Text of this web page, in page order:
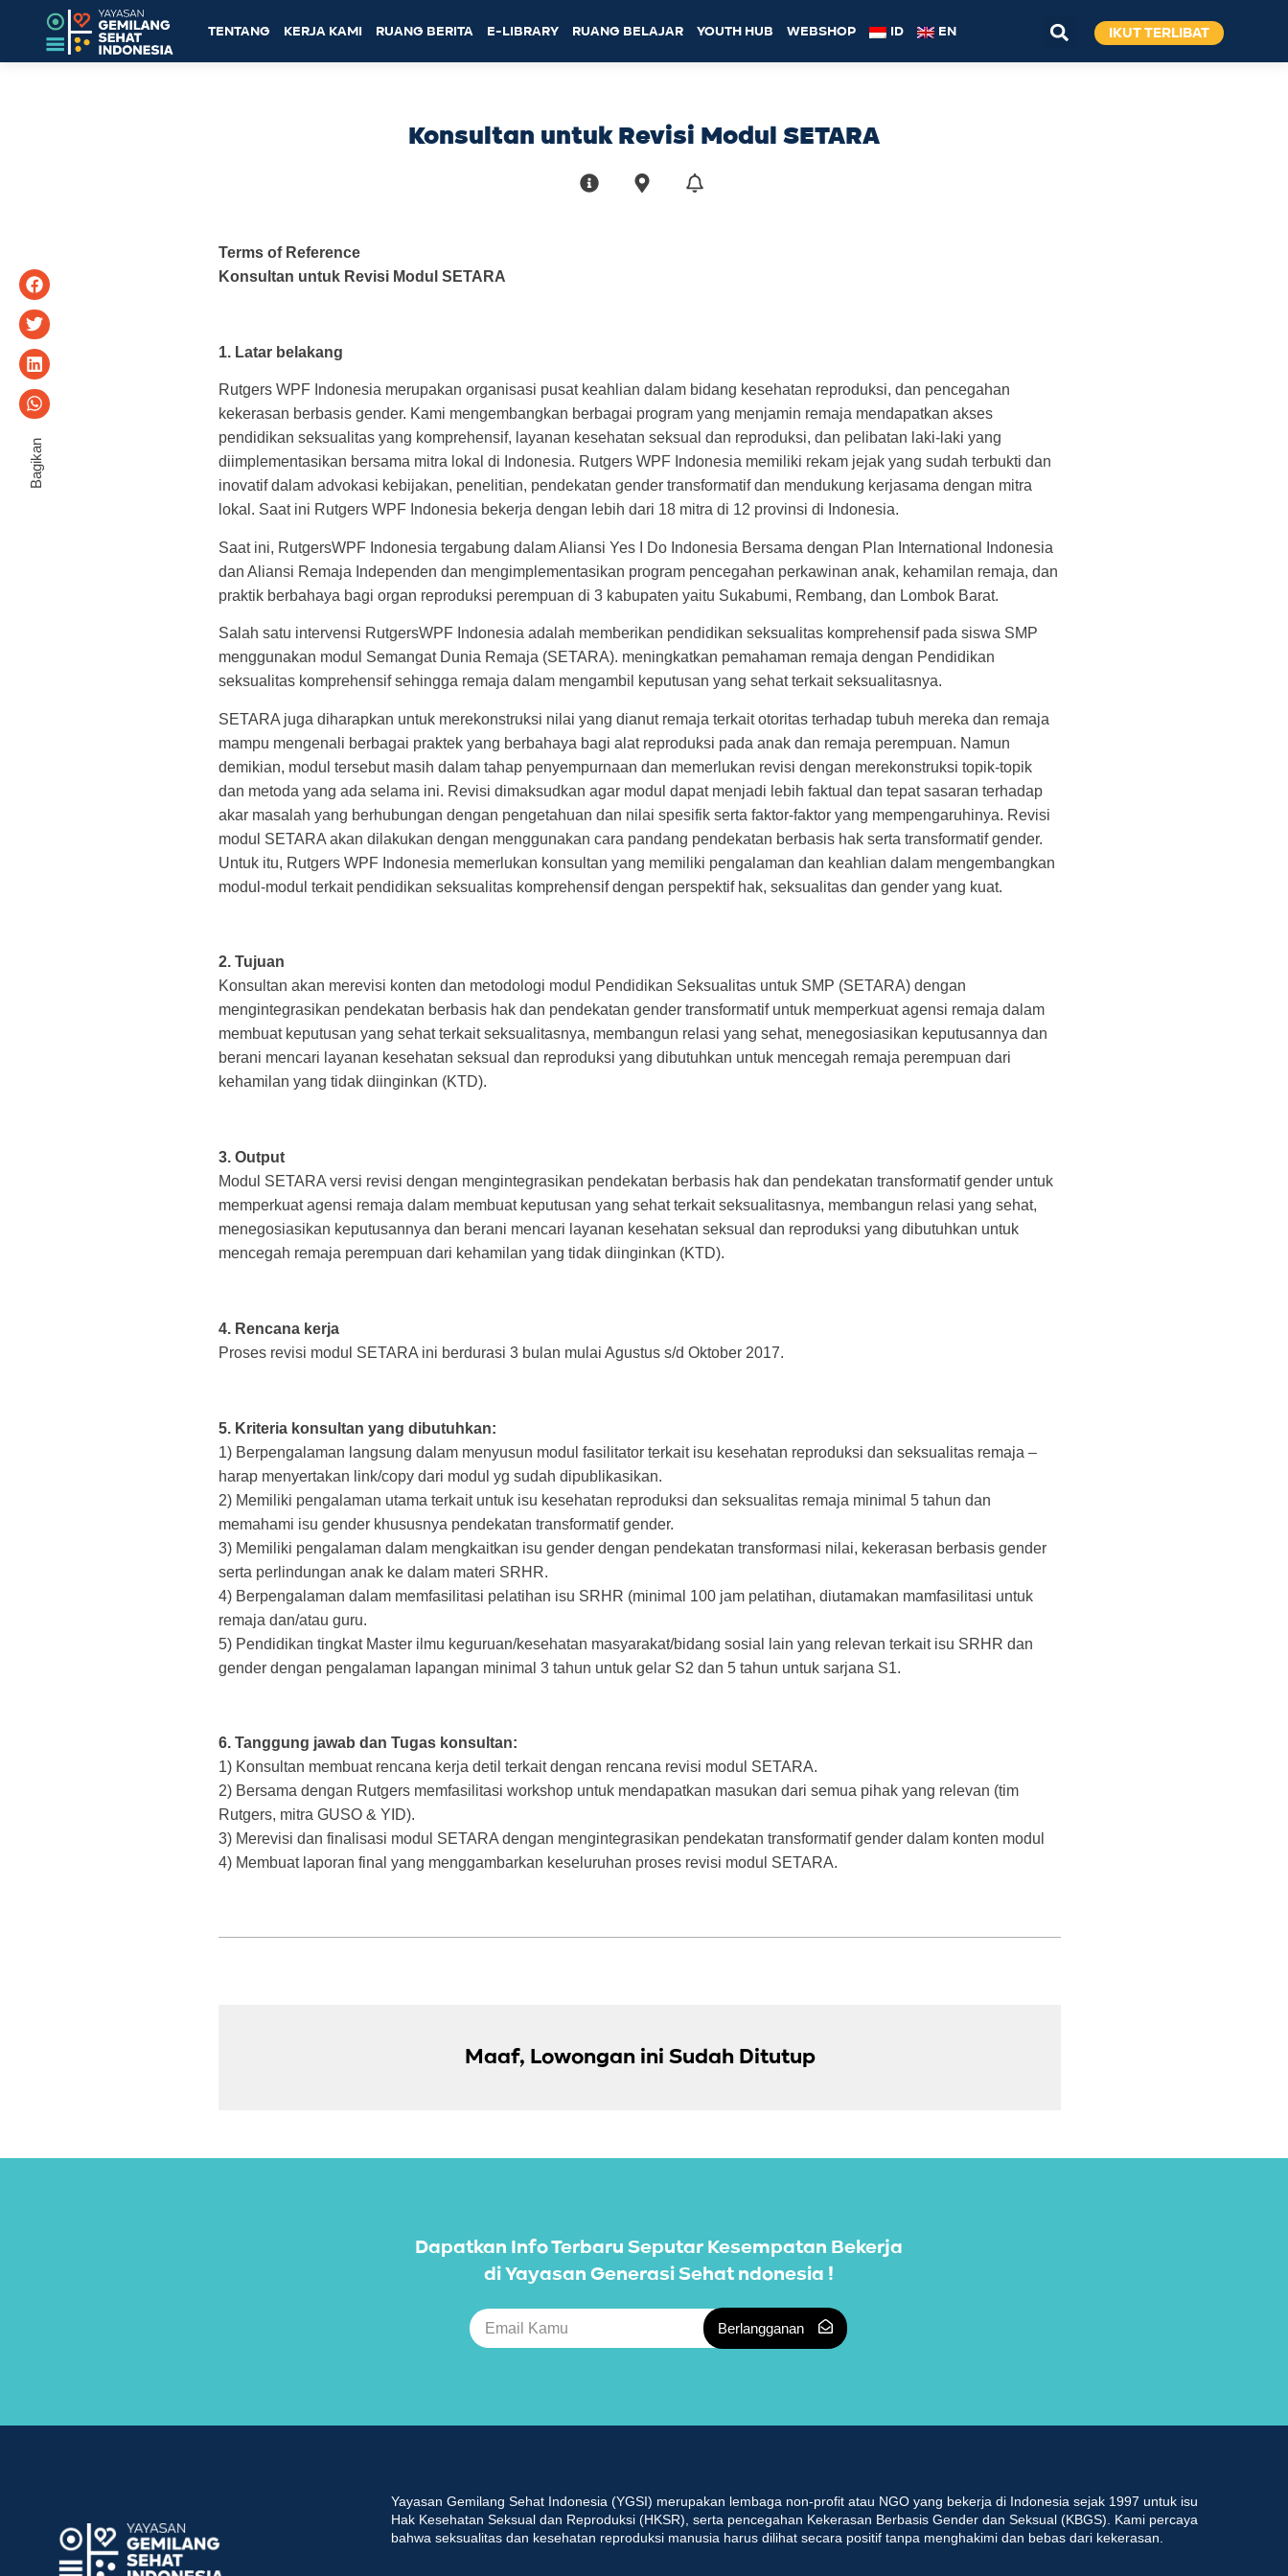
TENTANG KERJA KAMI RUANG BERITA E-LIBRARY RUANG BELAJAR YOUTH HUB WEBSHOP ID EN IKUT TERLIBAT
Konsultan untuk Revisi Modul SETARA
Terms of Reference
Konsultan untuk Revisi Modul SETARA
1. Latar belakang
Rutgers WPF Indonesia merupakan organisasi pusat keahlian dalam bidang kesehatan reproduksi, dan pencegahan
kekerasan berbasis gender. Kami mengembangkan berbagai program yang menjamin remaja mendapatkan akses
pendidikan seksualitas yang komprehensif, layanan kesehatan seksual dan reproduksi, dan pelibatan laki-laki yang
diimplementasikan bersama mitra lokal di Indonesia. Rutgers WPF Indonesia memiliki rekam jejak yang sudah terbukti dan
inovatif dalam advokasi kebijakan, penelitian, pendekatan gender transformatif dan mendukung kerjasama dengan mitra
lokal. Saat ini Rutgers WPF Indonesia bekerja dengan lebih dari 18 mitra di 12 provinsi di Indonesia.
Saat ini, RutgersWPF Indonesia tergabung dalam Aliansi Yes I Do Indonesia Bersama dengan Plan International Indonesia
dan Aliansi Remaja Independen dan mengimplementasikan program pencegahan perkawinan anak, kehamilan remaja, dan
praktik berbahaya bagi organ reproduksi perempuan di 3 kabupaten yaitu Sukabumi, Rembang, dan Lombok Barat.
Salah satu intervensi RutgersWPF Indonesia adalah memberikan pendidikan seksualitas komprehensif pada siswa SMP
menggunakan modul Semangat Dunia Remaja (SETARA). meningkatkan pemahaman remaja dengan Pendidikan
seksualitas komprehensif sehingga remaja dalam mengambil keputusan yang sehat terkait seksualitasnya.
SETARA juga diharapkan untuk merekonstruksi nilai yang dianut remaja terkait otoritas terhadap tubuh mereka dan remaja
mampu mengenali berbagai praktek yang berbahaya bagi alat reproduksi pada anak dan remaja perempuan. Namun
demikian, modul tersebut masih dalam tahap penyempurnaan dan memerlukan revisi dengan merekonstruksi topik-topik
dan metoda yang ada selama ini. Revisi dimaksudkan agar modul dapat menjadi lebih faktual dan tepat sasaran terhadap
akar masalah yang berhubungan dengan pengetahuan dan nilai spesifik serta faktor-faktor yang mempengaruhinya. Revisi
modul SETARA akan dilakukan dengan menggunakan cara pandang pendekatan berbasis hak serta transformatif gender.
Untuk itu, Rutgers WPF Indonesia memerlukan konsultan yang memiliki pengalaman dan keahlian dalam mengembangkan
modul-modul terkait pendidikan seksualitas komprehensif dengan perspektif hak, seksualitas dan gender yang kuat.
2. Tujuan
Konsultan akan merevisi konten dan metodologi modul Pendidikan Seksualitas untuk SMP (SETARA) dengan
mengintegrasikan pendekatan berbasis hak dan pendekatan gender transformatif untuk memperkuat agensi remaja dalam
membuat keputusan yang sehat terkait seksualitasnya, membangun relasi yang sehat, menegosiasikan keputusannya dan
berani mencari layanan kesehatan seksual dan reproduksi yang dibutuhkan untuk mencegah remaja perempuan dari
kehamilan yang tidak diinginkan (KTD).
3. Output
Modul SETARA versi revisi dengan mengintegrasikan pendekatan berbasis hak dan pendekatan transformatif gender untuk
memperkuat agensi remaja dalam membuat keputusan yang sehat terkait seksualitasnya, membangun relasi yang sehat,
menegosiasikan keputusannya dan berani mencari layanan kesehatan seksual dan reproduksi yang dibutuhkan untuk
mencegah remaja perempuan dari kehamilan yang tidak diinginkan (KTD).
4. Rencana kerja
Proses revisi modul SETARA ini berdurasi 3 bulan mulai Agustus s/d Oktober 2017.
5. Kriteria konsultan yang dibutuhkan:
1) Berpengalaman langsung dalam menyusun modul fasilitator terkait isu kesehatan reproduksi dan seksualitas remaja –
harap menyertakan link/copy dari modul yg sudah dipublikasikan.
2) Memiliki pengalaman utama terkait untuk isu kesehatan reproduksi dan seksualitas remaja minimal 5 tahun dan
memahami isu gender khususnya pendekatan transformatif gender.
3) Memiliki pengalaman dalam mengkaitkan isu gender dengan pendekatan transformasi nilai, kekerasan berbasis gender
serta perlindungan anak ke dalam materi SRHR.
4) Berpengalaman dalam memfasilitasi pelatihan isu SRHR (minimal 100 jam pelatihan, diutamakan mamfasilitasi untuk
remaja dan/atau guru.
5) Pendidikan tingkat Master ilmu keguruan/kesehatan masyarakat/bidang sosial lain yang relevan terkait isu SRHR dan
gender dengan pengalaman lapangan minimal 3 tahun untuk gelar S2 dan 5 tahun untuk sarjana S1.
6. Tanggung jawab dan Tugas konsultan:
1) Konsultan membuat rencana kerja detil terkait dengan rencana revisi modul SETARA.
2) Bersama dengan Rutgers memfasilitasi workshop untuk mendapatkan masukan dari semua pihak yang relevan (tim
Rutgers, mitra GUSO & YID).
3) Merevisi dan finalisasi modul SETARA dengan mengintegrasikan pendekatan transformatif gender dalam konten modul
4) Membuat laporan final yang menggambarkan keseluruhan proses revisi modul SETARA.
Maaf, Lowongan ini Sudah Ditutup
Dapatkan Info Terbaru Seputar Kesempatan Bekerja
di Yayasan Generasi Sehat ndonesia !
Berlangganan
Yayasan Gemilang Sehat Indonesia (YGSI) merupakan lembaga non-profit atau NGO yang bekerja di Indonesia sejak 1997 untuk isu
Hak Kesehatan Seksual dan Reproduksi (HKSR), serta pencegahan Kekerasan Berbasis Gender dan Seksual (KBGS). Kami percaya
bahwa seksualitas dan kesehatan reproduksi manusia harus dilihat secara positif tanpa menghakimi dan bebas dari kekerasan.